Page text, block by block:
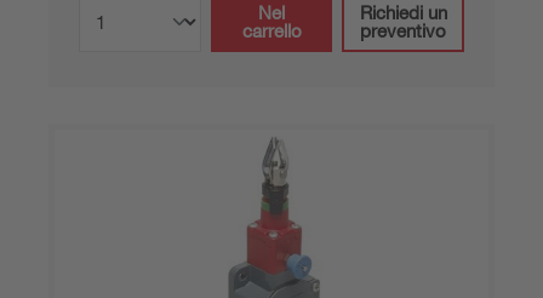
Nel
carrello
Richiedi un
preventivo